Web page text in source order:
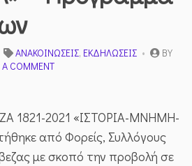
ΑΝΑΚΟΙΝΏΣΕΙΣ, ΕΚΔΗΛΏΣΕΙΣ
BY
A COMMENTON
2021
«ΙΣΤΟΡΙΑ-
ΜΝΗΜΗ-
ΕΛΕΥΘΕΡΙΑ»
1821-2021 «ΙΣΤΟΡΙΑ-ΜΝΗΜΗ-
από Φορείς, Συλλόγους
με σκοπό την προβολή σε